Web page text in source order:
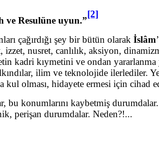
ve Resulüne uyun.”
[2]
çağırdığı şey bir bütün olarak İslâm
nusret, canlılık, aksiyon,
kadri kıymetini ve ondan
ilim ve teknolojide ilerlediler.
olması, hidayete ermesi için cihad
konumlarını kaybetmiş
perişan durumdalar. Neden?!...